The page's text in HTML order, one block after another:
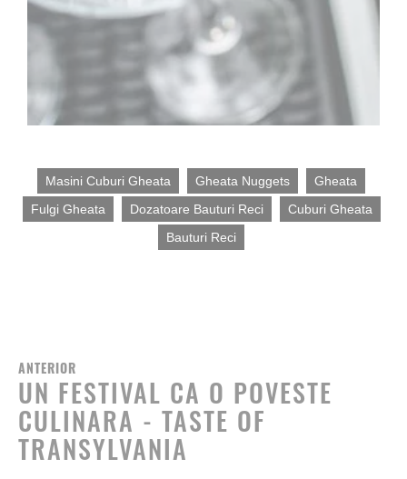
Tag-
uri:
Masini Cuburi Gheata Gheata Nuggets
Gheata
Fulgi Gheata
Dozatoare Bauturi Reci
Cuburi Gheata
Bauturi Reci
ANTERIOR
UN FESTIVAL CA O POVESTE
CULINARA - TASTE OF
TRANSYLVANIA